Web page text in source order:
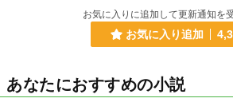
お気に入りに追加して更新通知を
お気に入り追加
あなたにおすすめの小説